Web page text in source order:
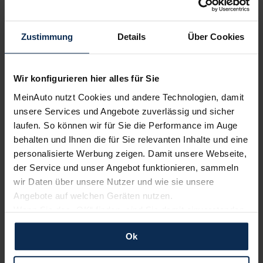
Zustimmung Details Über Cookies
Wir konfigurieren hier alles für Sie
MeinAuto nutzt Cookies und andere Technologien, damit
unsere Services und Angebote zuverlässig und sicher
laufen. So können wir für Sie die Performance im Auge
behalten und Ihnen die für Sie relevanten Inhalte und eine
personalisierte Werbung zeigen. Damit unsere Webseite,
der Service und unser Angebot funktionieren, sammeln
wir Daten über unsere Nutzer und wie sie unsere
Angebote auf welchen Geräten nutzen.
Wenn Sie das „OK“ finden, sind Sie damit einverstanden
und erlauben uns Cookies für unseren Service zu
verwenden und diese Daten an Dritte weiterzugeben,
etwa an unsere Marketingpartner. Falls Sie dem nicht
Ok
Volvo Polestar
Renault KIA